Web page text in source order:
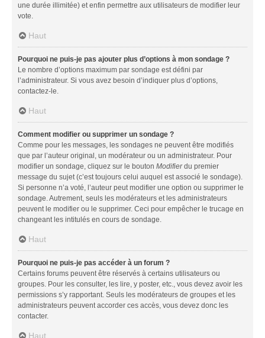
une durée illimitée) et enfin permettre aux utilisateurs de modifier leur
vote.
Haut
Pourquoi ne puis-je pas ajouter plus d’options à mon sondage ?
Le nombre d’options maximum par sondage est défini par
l’administrateur. Si vous avez besoin d’indiquer plus d’options,
contactez-le.
Haut
Comment modifier ou supprimer un sondage ?
Comme pour les messages, les sondages ne peuvent être modifiés
que par l’auteur original, un modérateur ou un administrateur. Pour
modifier un sondage, cliquez sur le bouton Modifierdu premier
message du sujet (c’est toujours celui auquel est associé le sondage).
Si personne n’a voté, l’auteur peut modifier une option ou supprimer le
sondage. Autrement, seuls les modérateurs et les administrateurs
peuvent le modifier ou le supprimer. Ceci pour empêcher le trucage en
changeant les intitulés en cours de sondage.
Haut
Pourquoi ne puis-je pas accéder à un forum ?
Certains forums peuvent être réservés à certains utilisateurs ou
groupes. Pour les consulter, les lire, y poster, etc., vous devez avoir les
permissions s’y rapportant. Seuls les modérateurs de groupes et les
administrateurs peuvent accorder ces accès, vous devez donc les
contacter.
Haut